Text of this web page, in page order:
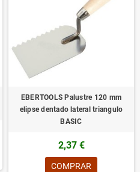
EBERTOOLS Palustre 120 mm
elipse dentado lateral triangulo
BASIC
2,37 €
COMPRAR